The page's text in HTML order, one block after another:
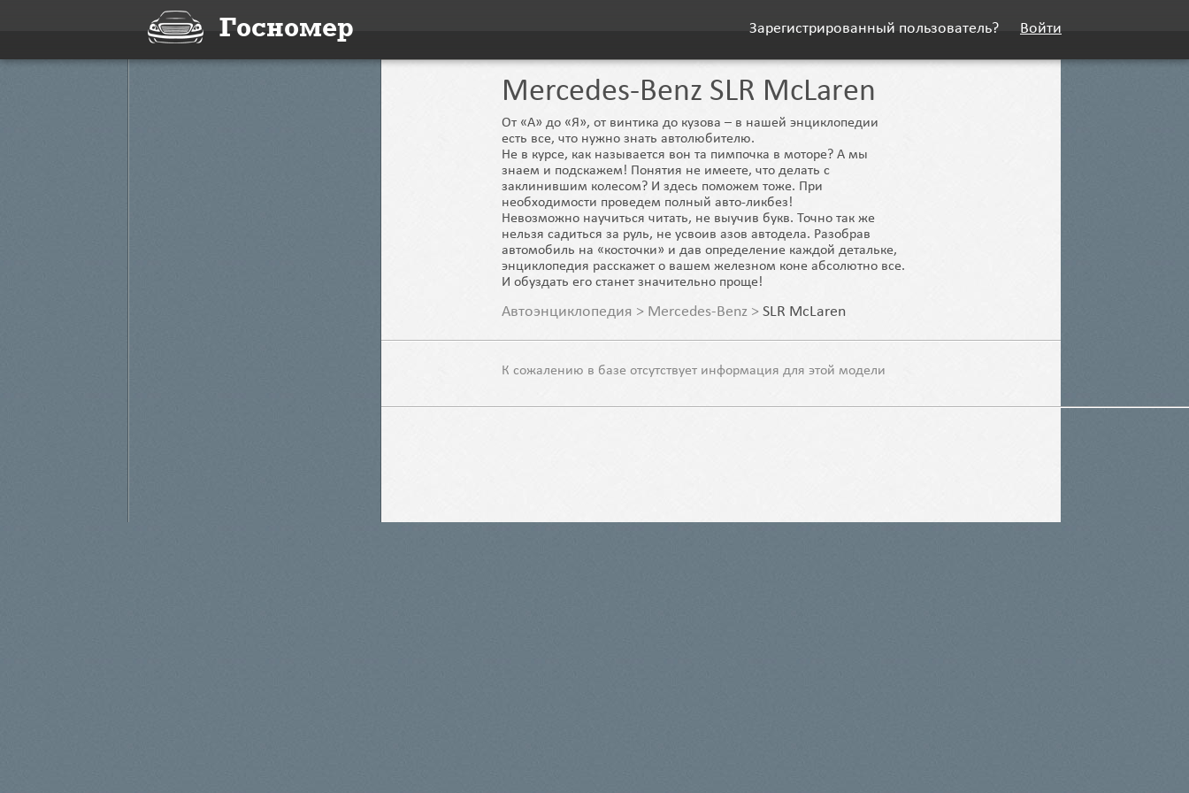
Госномер Зарегистрированный пользователь? Войти
Mercedes-Benz SLR McLaren
От «А» до «Я», от винтика до кузова – в нашей энциклопедии
есть все, что нужно знать автолюбителю.
Не в курсе, как называется вон та пимпочка в моторе? А мы
знаем и подскажем! Понятия не имеете, что делать с
заклинившим колесом? И здесь поможем тоже. При
необходимости проведем полный авто-ликбез!
Невозможно научиться читать, не выучив букв. Точно так же
нельзя садиться за руль, не усвоив азов автодела. Разобрав
автомобиль на «косточки» и дав определение каждой детальке,
энциклопедия расскажет о вашем железном коне абсолютно все.
И обуздать его станет значительно проще!
Автоэнциклопедия > Mercedes-Benz > SLR McLaren
К сожалению в базе отсутствует информация для этой модели